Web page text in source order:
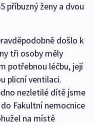
příbuzný ženy a dvou
došlo k
tři osoby měly
potřebnou léčbu, její
plicní ventilaci.
nezletilé dítě jsme
Fakultní nemocnice
na místě